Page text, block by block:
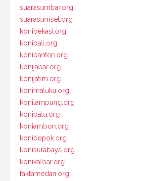
suarasumbar.org
suarasumsel.org
konibekasi.org
konibali.org
konibanten.org
konijabar.org
konijatim.org
konimaluku.org
konilampung.org
konipalu.org
koniambon.org
konidepok.org
konisurabaya.org
konikalbar.org
faktamedan.org